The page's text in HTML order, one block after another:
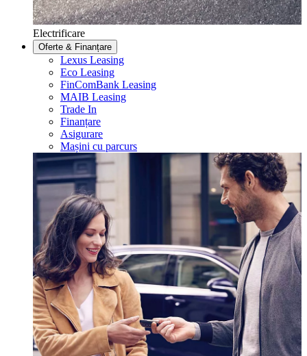
Electrificare
Oferte & Finanțare
Lexus Leasing
Eco Leasing
FinComBank Leasing
MAIB Leasing
Trade In
Finanțare
Asigurare
Mașini cu parcurs